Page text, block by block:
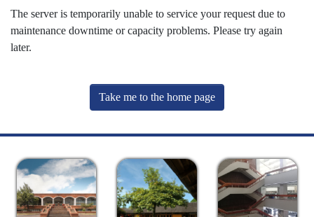
The server is temporarily unable to service your request due to
maintenance downtime or capacity problems. Please try again
later.
Take me to the home page